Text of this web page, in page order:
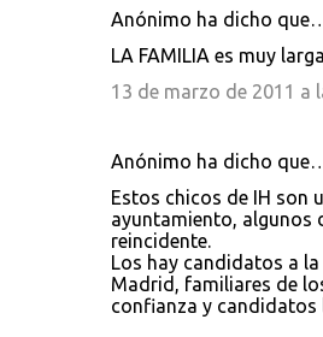
Anónimo ha dicho
LA FAMILIA es muy
13 de marzo de 2011 a
Anónimo ha dicho
Estos chicos de IH son
ayuntamiento, algunos
reincidente.
Los hay candidatos a
Madrid, familiares de
confianza y candidatos